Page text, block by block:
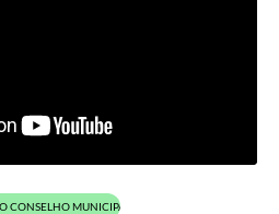
CONSELHO MUNICIPAL DE SAÚDE EM 2026